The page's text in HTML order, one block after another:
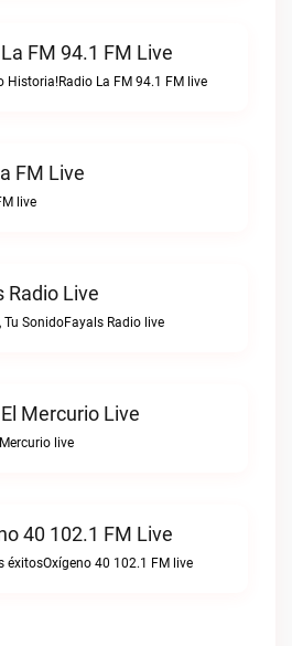
FM 94.1 FM Live
Historia!Radio La FM 94.1 FM live
FM Live
live
Radio Live
Tu SonidoFayals Radio live
Mercurio Live
live
40 102.1 FM Live
éxitosOxígeno 40 102.1 FM live